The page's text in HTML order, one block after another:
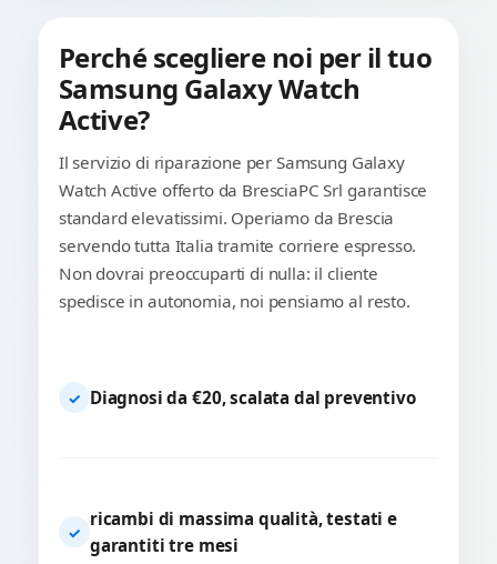
Perché scegliere noi per il tuo
Samsung Galaxy Watch
Active?
Il servizio di riparazione per Samsung Galaxy
Watch Active offerto da BresciaPC Srl garantisce
standard elevatissimi. Operiamo da Brescia
servendo tutta Italia tramite corriere espresso.
Non dovrai preoccuparti di nulla: il cliente
spedisce in autonomia, noi pensiamo al resto.
✓ Diagnosi da €20, scalata dal preventivo
✓
ricambi di massima qualità, testati e
garantiti tre mesi